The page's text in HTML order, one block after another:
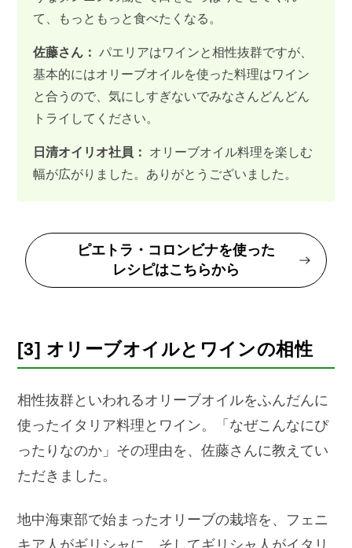
て、もっともっと食べたくなる。
佐藤さん： パエリアはワインと相性抜群ですが、
基本的にはオリーブオイルを使った料理はワイン
と合うので、気にしすぎないでみなさんどんどん
トライしてください。
日清オイリオ社員： オリーブオイル料理を楽しむ
幅が広がりました。ありがとうございました。
ピエトラ・コロンビナを使った
レシピはこちらから
[3] オリーブオイルとワインの相性
相性抜群といわれるオリーブオイルをふんだんに
使ったイタリア料理とワイン。
「なぜこんなにぴ
ったりなのか」その理由を、佐藤さんに教えてい
ただきました。
地中海東部で始まったオリーブの栽培を、フェニ